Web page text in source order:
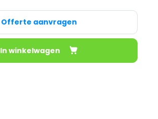
Offerte aanvragen
In winkelwagen